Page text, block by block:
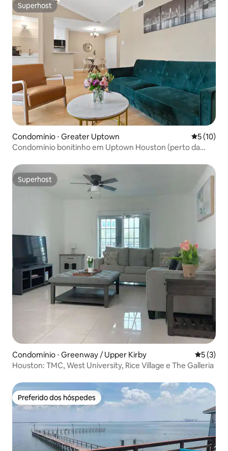
Superhost
Superhost
Condomínio ⋅ Greater Uptown 5 de uma
5 (10)
Condomínio bonitinho em Uptown Houston (perto da
Superhost
Superhost
Condomínio ⋅ Greenway / Upper Kirby 5 de
5 (3)
Houston: TMC, West University, Rice Village e The Galleria
Preferido dos hóspedes
Preferido dos hóspedes